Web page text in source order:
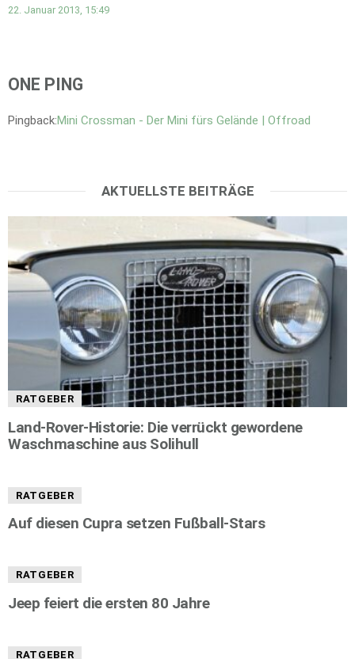
22. Januar 2013, 15:49
ONE PING
Pingback:Mini Crossman - Der Mini fürs Gelände | Offroad
AKTUELLSTE BEITRÄGE
RATGEBER
Land-Rover-Historie: Die verrückt gewordene
Waschmaschine aus Solihull
RATGEBER
Auf diesen Cupra setzen Fußball-Stars
RATGEBER
Jeep feiert die ersten 80 Jahre
RATGEBER